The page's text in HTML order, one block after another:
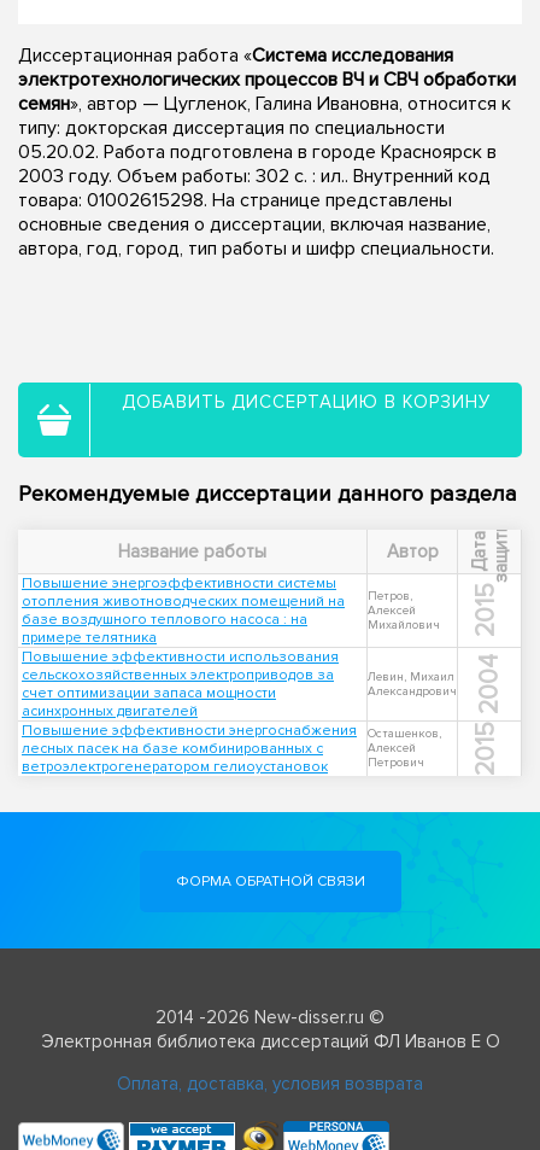
Диссертационная работа «Система исследования
электротехнологических процессов ВЧ и СВЧ обработки
семян», автор — Цугленок, Галина Ивановна, относится к
типу: докторская диссертация по специальности
05.20.02. Работа подготовлена в городе Красноярск в
2003 году. Объем работы: 302 с. : ил.. Внутренний код
товара: 01002615298. На странице представлены
основные сведения о диссертации, включая название,
автора, год, город, тип работы и шифр специальности.
ДОБАВИТЬ ДИССЕРТАЦИЮ В КОРЗИНУ
Рекомендуемые диссертации данного раздела
Название работы Автор Д
а
т
а
з
а
щ
и
т ы
Повышение энергоэффективности системы
отопления животноводческих помещений на
базе воздушного теплового насоса : на
примере телятника
Петров,
Алексей
Михайлович
2015
Повышение эффективности использования
сельскохозяйственных электроприводов за
счет оптимизации запаса мощности
асинхронных двигателей
Левин, Михаил
Александрович
2004
Повышение эффективности энергоснабжения
лесных пасек на базе комбинированных с
ветроэлектрогенератором гелиоустановок
Осташенков,
Алексей
Петрович
2015
ФОРМА ОБРАТНОЙ СВЯЗИ
2014 -2026 New-disser.ru ©
Электронная библиотека диссертаций ФЛ Иванов Е О
Оплата, доставка, условия возврата